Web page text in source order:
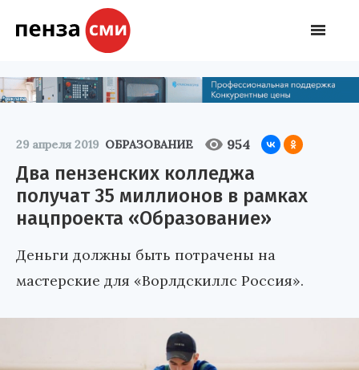
29 апреля 2019 ОБРАЗОВАНИЕ 954
Два пензенских колледжа
получат 35 миллионов в рамках
нацпроекта «Образование»
Деньги должны быть потрачены на
мастерские для «Ворлдскиллс Россия».